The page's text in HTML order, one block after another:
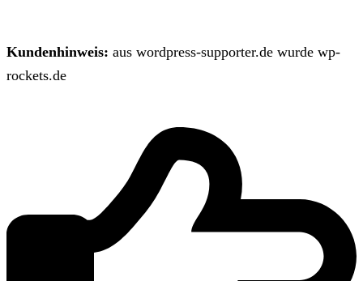
Kundenhinweis: aus wordpress-supporter.de wurde wp-
rockets.de